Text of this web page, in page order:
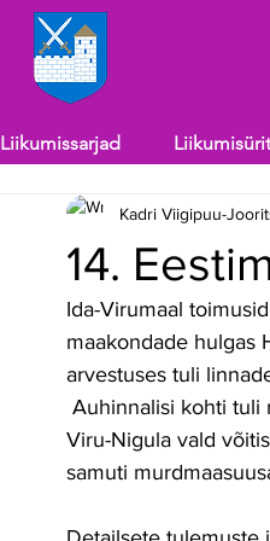
Liikumissarjad
14.
Kadri Viigipuu-
Ida-Virumaal
maakondade hulgas
arvestuses tuli
Auhinnalisi kohti tuli
Viru-Nigula vald
samuti